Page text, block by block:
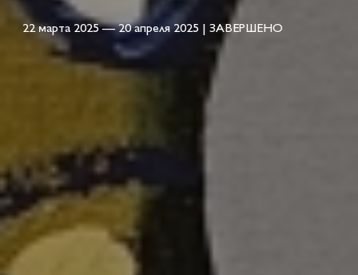
22 марта 2025 — 20 апреля 2025 | ЗАВЕРШЕНО